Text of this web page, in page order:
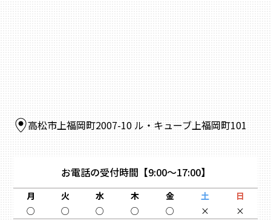
高松市上福岡町2007-10 ル・キューブ上福岡町101
お電話の受付時間 【9:00～17:00】
月 火 水 木 金 土
日
○
○ ○ ○ ○ × ×